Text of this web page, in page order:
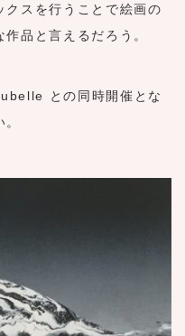
クスを行うことで絵画の
品と言えるだろう。
との同時開催とな